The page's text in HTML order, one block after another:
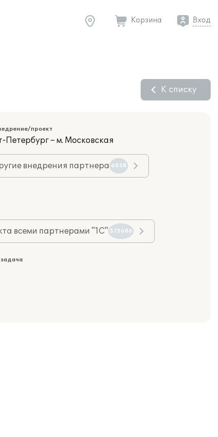
Корзина Вход
К списку
проект
– м. Московская
внедрения партнера 6038
всеми партнерами "1С" 575686